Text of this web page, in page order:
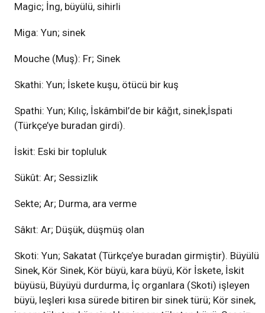
Magic; İng, büyülü, sihirli
Miga: Yun; sinek
Mouche (Muş): Fr; Sinek
Skathi: Yun; İskete kuşu, ötücü bir kuş
Spathi: Yun; Kılıç, İskâmbil’de bir kâğıt, sinek,İspati
(Türkçe’ye buradan girdi).
İskit: Eski bir topluluk
Sükût: Ar; Sessizlik
Sekte; Ar; Durma, ara verme
Sâkıt: Ar; Düşük, düşmüş olan
Skoti: Yun; Sakatat (Türkçe’ye buradan girmiştir). Büyülü
Sinek, Kör Sinek, Kör büyü, kara büyü, Kör İskete, İskit
büyüsü, Büyüyü durdurma, İç organlara (Skoti) işleyen
büyü, leşleri kısa sürede bitiren bir sinek türü; Kör sinek,